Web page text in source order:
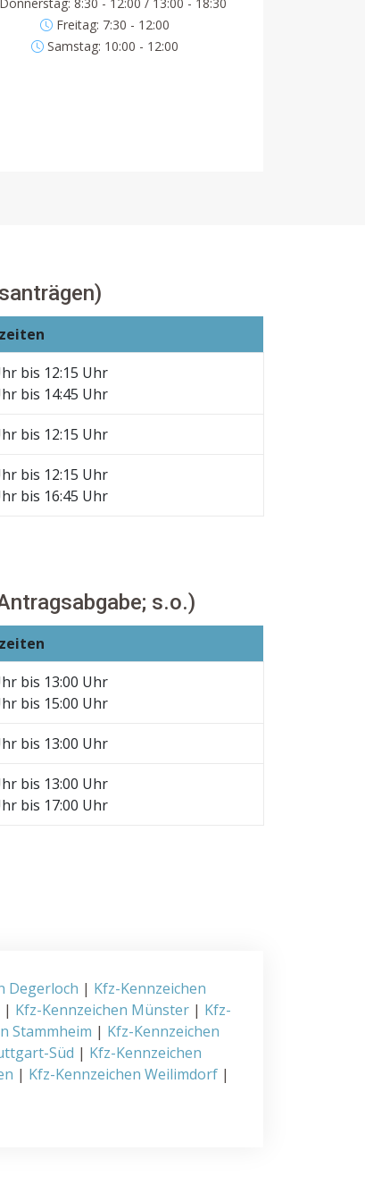
8:30 - 12:00 / 13:00 - 18:30
Freitag: 7:30 - 12:00
Samstag: 10:00 - 12:00
bis 12:15 Uhr
bis 14:45 Uhr
bis 12:15 Uhr
bis 12:15 Uhr
bis 16:45 Uhr
s.o.)
bis 13:00 Uhr
bis 15:00 Uhr
bis 13:00 Uhr
bis 13:00 Uhr
bis 17:00 Uhr
Degerloch | Kfz-Kennzeichen
| Kfz-Kennzeichen Münster | Kfz-
Stammheim | Kfz-Kennzeichen
Süd | Kfz-Kennzeichen
| Kfz-Kennzeichen Weilimdorf |